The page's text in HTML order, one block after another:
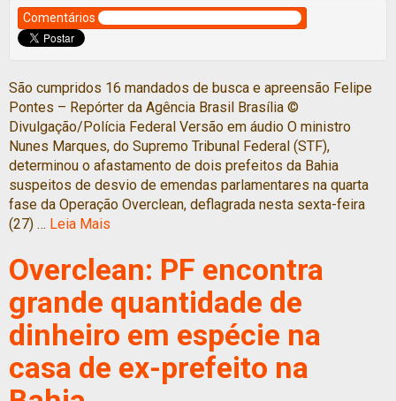
Comentários
São cumpridos 16 mandados de busca e apreensão Felipe
Pontes – Repórter da Agência Brasil Brasília ©
Divulgação/Polícia Federal Versão em áudio O ministro
Nunes Marques, do Supremo Tribunal Federal (STF),
determinou o afastamento de dois prefeitos da Bahia
suspeitos de desvio de emendas parlamentares na quarta
fase da Operação Overclean, deflagrada nesta sexta-feira
(27) … Leia Mais
Overclean: PF encontra
grande quantidade de
dinheiro em espécie na
casa de ex-prefeito na